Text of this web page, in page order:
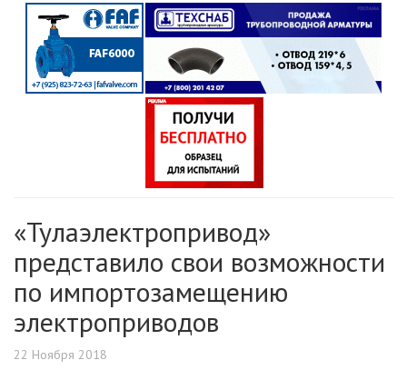
«Тулаэлектропривод»
представило свои возможности
по импортозамещению
электроприводов
22 Ноября 2018